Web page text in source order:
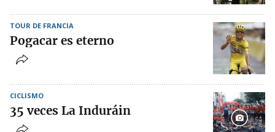
TOUR DE FRANCIA
Pogacar es eterno
CICLISMO
35 veces La Induráin